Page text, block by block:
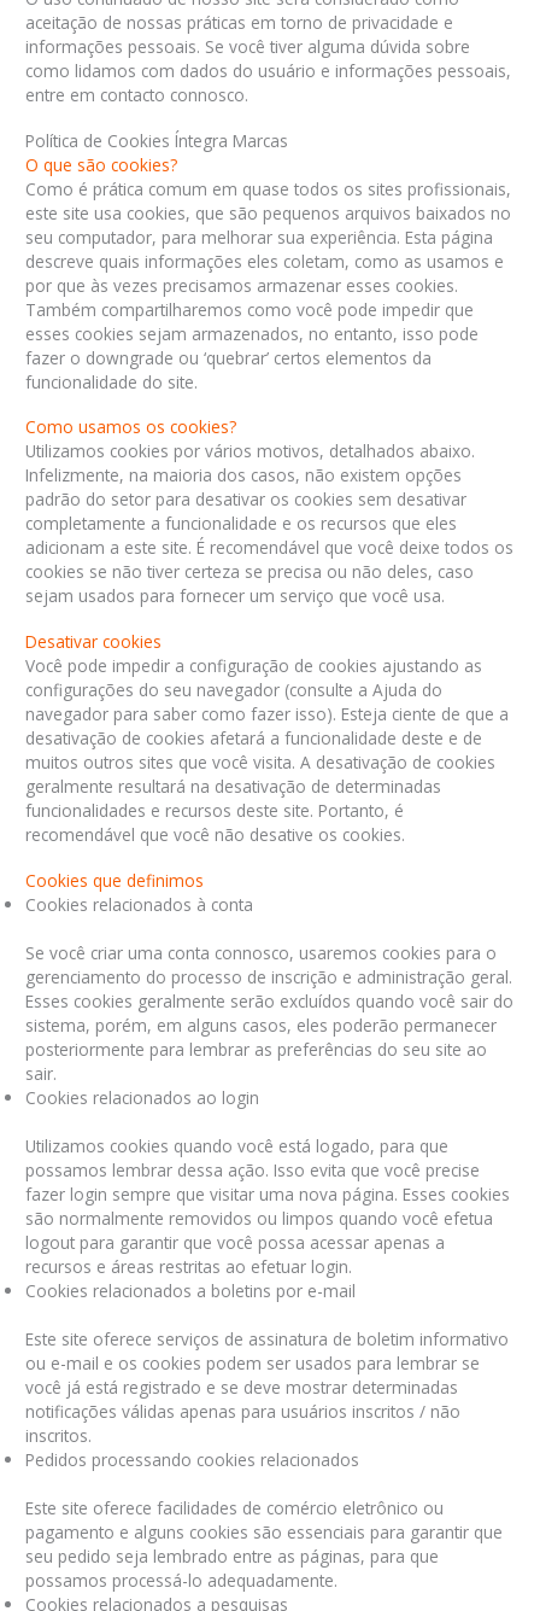
aceitação de nossas práticas em torno de privacidade e
informações pessoais. Se você tiver alguma dúvida sobre
como lidamos com dados do usuário e informações pessoais,
entre em contacto connosco.
Política de Cookies Íntegra Marcas
O que são cookies?
Como é prática comum em quase todos os sites profissionais,
este site usa cookies, que são pequenos arquivos baixados no
seu computador, para melhorar sua experiência. Esta página
descreve quais informações eles coletam, como as usamos e
por que às vezes precisamos armazenar esses cookies.
Também compartilharemos como você pode impedir que
esses cookies sejam armazenados, no entanto, isso pode
fazer o downgrade ou ‘quebrar’ certos elementos da
funcionalidade do site.
Como usamos os cookies?
Utilizamos cookies por vários motivos, detalhados abaixo.
Infelizmente, na maioria dos casos, não existem opções
padrão do setor para desativar os cookies sem desativar
completamente a funcionalidade e os recursos que eles
adicionam a este site. É recomendável que você deixe todos os
cookies se não tiver certeza se precisa ou não deles, caso
sejam usados ​​para fornecer um serviço que você usa.
Desativar cookies
Você pode impedir a configuração de cookies ajustando as
configurações do seu navegador (consulte a Ajuda do
navegador para saber como fazer isso). Esteja ciente de que a
desativação de cookies afetará a funcionalidade deste e de
muitos outros sites que você visita. A desativação de cookies
geralmente resultará na desativação de determinadas
funcionalidades e recursos deste site. Portanto, é
recomendável que você não desative os cookies.
Cookies que definimos
Cookies relacionados à conta
Se você criar uma conta connosco, usaremos cookies para o
gerenciamento do processo de inscrição e administração geral.
Esses cookies geralmente serão excluídos quando você sair do
sistema, porém, em alguns casos, eles poderão permanecer
posteriormente para lembrar as preferências do seu site ao
sair.
Cookies relacionados ao login
Utilizamos cookies quando você está logado, para que
possamos lembrar dessa ação. Isso evita que você precise
fazer login sempre que visitar uma nova página. Esses cookies
são normalmente removidos ou limpos quando você efetua
logout para garantir que você possa acessar apenas a
recursos e áreas restritas ao efetuar login.
Cookies relacionados a boletins por e-mail
Este site oferece serviços de assinatura de boletim informativo
ou e-mail e os cookies podem ser usados ​​para lembrar se
você já está registrado e se deve mostrar determinadas
notificações válidas apenas para usuários inscritos / não
inscritos.
Pedidos processando cookies relacionados
Este site oferece facilidades de comércio eletrônico ou
pagamento e alguns cookies são essenciais para garantir que
seu pedido seja lembrado entre as páginas, para que
possamos processá-lo adequadamente.
Cookies relacionados a pesquisas